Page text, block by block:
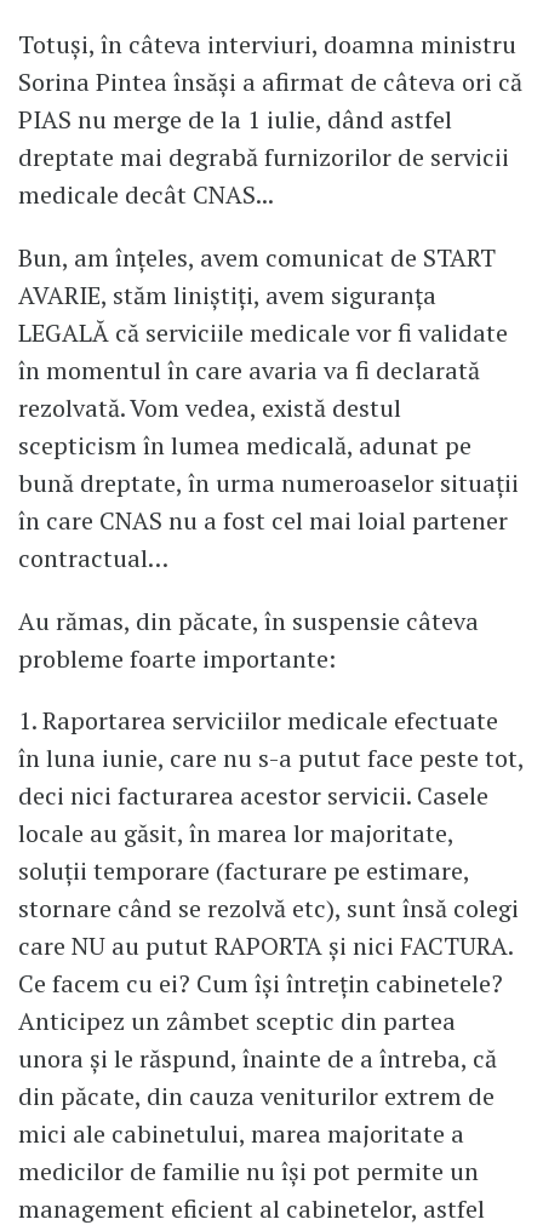
Totuși, în câteva interviuri, doamna ministru
Sorina Pintea însăși a afirmat de câteva ori că
PIAS nu merge de la 1 iulie, dând astfel
dreptate mai degrabă furnizorilor de servicii
medicale decât CNAS...
Bun, am înțeles, avem comunicat de START
AVARIE, stăm liniștiți, avem siguranța
LEGALĂ că serviciile medicale vor fi validate
în momentul în care avaria va fi declarată
rezolvată. Vom vedea, există destul
scepticism în lumea medicală, adunat pe
bună dreptate, în urma numeroaselor situații
în care CNAS nu a fost cel mai loial partener
contractual…
Au rămas, din păcate, în suspensie câteva
probleme foarte importante:
1. Raportarea serviciilor medicale efectuate
în luna iunie, care nu s-a putut face peste tot,
deci nici facturarea acestor servicii. Casele
locale au găsit, în marea lor majoritate,
soluții temporare (facturare pe estimare,
stornare când se rezolvă etc), sunt însă colegi
care NU au putut RAPORTA și nici FACTURA.
Ce facem cu ei? Cum își întrețin cabinetele?
Anticipez un zâmbet sceptic din partea
unora și le răspund, înainte de a întreba, că
din păcate, din cauza veniturilor extrem de
mici ale cabinetului, marea majoritate a
medicilor de familie nu își pot permite un
management eficient al cabinetelor, astfel